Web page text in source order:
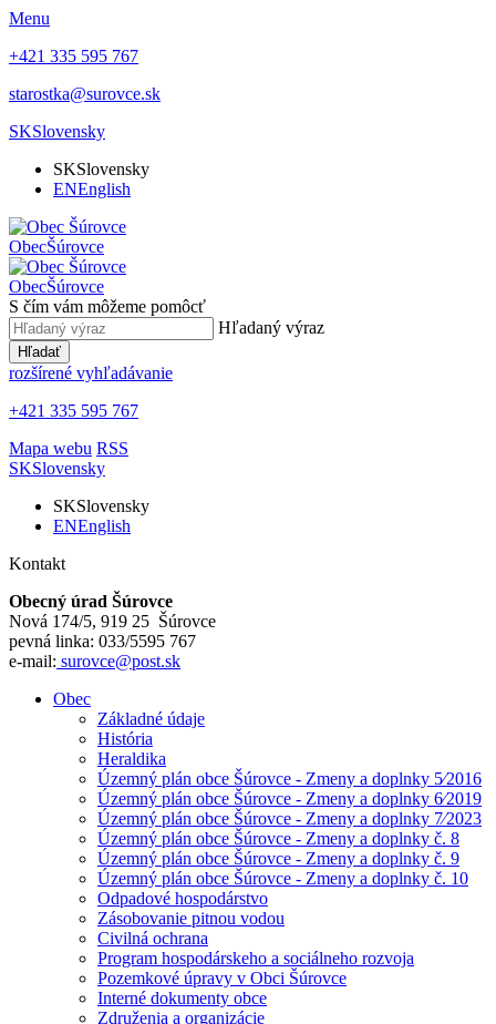
Menu
+421 335 595 767
starostka@surovce.sk
SKSlovensky
SKSlovensky
ENEnglish
ObecŠúrovce
ObecŠúrovce
S čím vám môžeme pomôcť
Hľadaný výraz
Hľadať
rozšírené vyhľadávanie
+421 335 595 767
Mapa webu RSS
SKSlovensky
SKSlovensky
ENEnglish
Kontakt
Obecný úrad Šúrovce
Nová 174/5, 919 25 Šúrovce
pevná linka: 033/5595 767
e-mail: surovce@post.sk
Obec
Základné údaje
História
Heraldika
Územný plán obce Šúrovce - Zmeny a doplnky 5⁄2016
Územný plán obce Šúrovce - Zmeny a doplnky 6⁄2019
Územný plán obce Šúrovce - Zmeny a doplnky 7⁄2023
Územný plán obce Šúrovce - Zmeny a doplnky č. 8
Územný plán obce Šúrovce - Zmeny a doplnky č. 9
Územný plán obce Šúrovce - Zmeny a doplnky č. 10
Odpadové hospodárstvo
Zásobovanie pitnou vodou
Civilná ochrana
Program hospodárskeho a sociálneho rozvoja
Pozemkové úpravy v Obci Šúrovce
Interné dokumenty obce
Združenia a organizácie